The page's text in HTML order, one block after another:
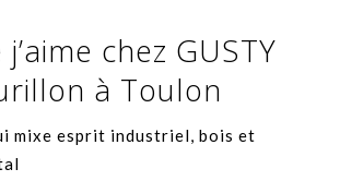
chez GUSTY
à Toulon
mixe esprit industriel, bois et